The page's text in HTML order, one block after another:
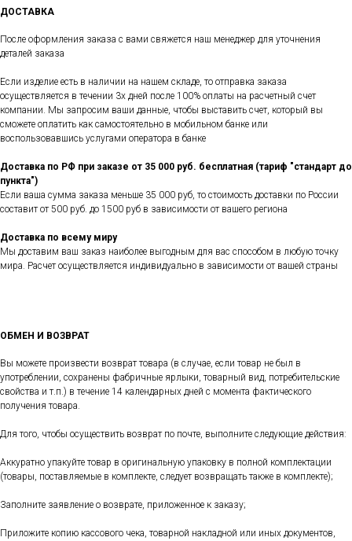
ДОСТАВКА
После оформления заказа с вами свяжется наш менеджер для уточнения
деталей заказа
Если изделие есть в наличии на нашем складе, то отправка заказа
осуществляется в течении 3х дней после 100% оплаты на расчетный счет
компании. Мы запросим ваши данные, чтобы выставить счет, который вы
сможете оплатить как самостоятельно в мобильном банке или
воспользовавшись услугами оператора в банке
Доставка по РФ при заказе от 35 000 руб. бесплатная (тариф "стандарт до
пункта")
Если ваша сумма заказа меньше 35 000 руб, то стоимость доставки по России
составит от 500 руб. до 1500 руб в зависимости от вашего региона
Доставка по всему миру
Мы доставим ваш заказ наиболее выгодным для вас способом в любую точку
мира. Расчет осуществляется индивидуально в зависимости от вашей страны
ОБМЕН И ВОЗВРАТ
Вы можете произвести возврат товара (в случае, если товар не был в
употреблении, сохранены фабричные ярлыки, товарный вид, потребительские
свойства и т.п.) в течение 14 календарных дней с момента фактического
получения товара.
Для того, чтобы осуществить возврат по почте, выполните следующие действия:
Аккуратно упакуйте товар в оригинальную упаковку в полной комплектации
(товары, поставляемые в комплекте, следует возвращать также в комплекте);
Заполните заявление о возврате, приложенное к заказу;
Приложите копию кассового чека, товарной накладной или иных документов,